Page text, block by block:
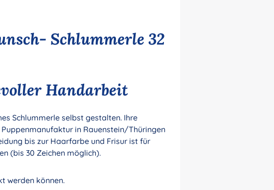
Schlummerle 32
Handarbeit
Schlummerle selbst gestalten. Ihre
in Rauenstein/Thüringen
bis zur Haarfarbe und Frisur ist für
(bis 30 Zeichen möglich).
werden können.